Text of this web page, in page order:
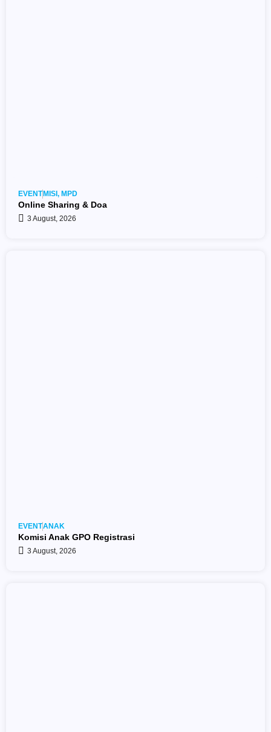
EVENT MISI , MPD
Online Sharing & Doa
3 August, 2026
EVENTANAK
Komisi Anak GPO Registrasi
3 August, 2026